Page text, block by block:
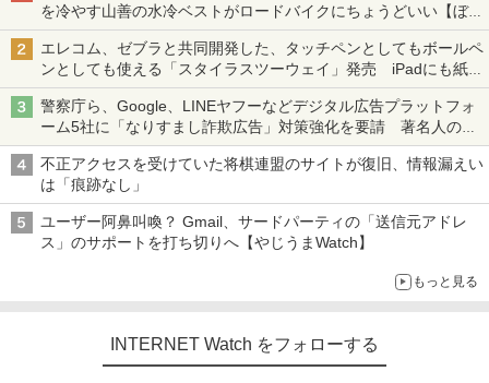
を冷やす山善の水冷ベストがロードバイクにちょうどいい【ぼっ
ち・ざ・ろーど！その14】【空いた時間でなにしてる？】
エレコム、ゼブラと共同開発した、タッチペンとしてもボールペ
ンとしても使える「スタイラスツーウェイ」発売 iPadにも紙に
も、持ち替えずに書き込める
警察庁ら、Google、LINEヤフーなどデジタル広告プラットフォ
ーム5社に「なりすまし詐欺広告」対策強化を要請 著名人の写
真や映像を使った投資詐欺などへの対策として
不正アクセスを受けていた将棋連盟のサイトが復旧、情報漏えい
は「痕跡なし」
ユーザー阿鼻叫喚？ Gmail、サードパーティの「送信元アドレ
ス」のサポートを打ち切りへ【やじうまWatch】
もっと見る
INTERNET Watch をフォローする